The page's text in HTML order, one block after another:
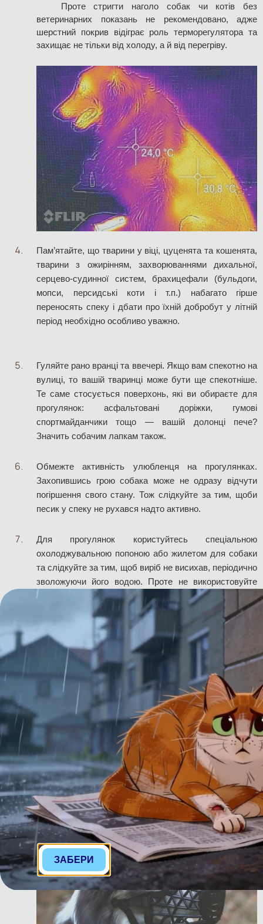
ветеринарних показань не рекомендовано, адже
шерстний покрив відіграє роль терморегулятора та
захищає не тільки від холоду, а й від перегріву.
Пам’ятайте, що тварини у віці, цуценята та кошенята,
тварини з ожирінням, захворюваннями дихальної,
серцево-судинної систем, брахицефали (бульдоги,
мопси, персидські коти і т.п.) набагато гірше
переносять спеку і дбати про їхній добробут у літній
період необхідно особливо уважно.
Гуляйте рано вранці та ввечері. Якщо вам спекотно на
вулиці, то вашій тваринці може бути ще спекотніше.
Те саме стосується поверхонь, які ви обираєте для
прогулянок: асфальтовані доріжки, гумові
спортмайданчики тощо — вашій долонці пече?
Значить собачим лапкам також.
Обмежте активність улюбленця на прогулянках.
Захопившись грою собака може не одразу відчути
погіршення свого стану. Тож слідкуйте за тим, щоби
песик у спеку не рухався надто активно.
Для прогулянок користуйтесь спеціальною
охолоджувальною попоною або жилетом для собаки
та слідкуйте за тим, щоб виріб не висихав, періодично
зволожуючи його водою. Проте не використовуйте
для охолодження на прогулянках звичайний мокрий
одяг або ганчірки — волога з них швидко
випаровується або нагрівається, створюючи
Якщо собака мусить носити намордник, зверніть
увагу на те, аби пес міг відкривати в ньому пащу й
охолоджуватися природним способом — через
ЗАБЕРИ